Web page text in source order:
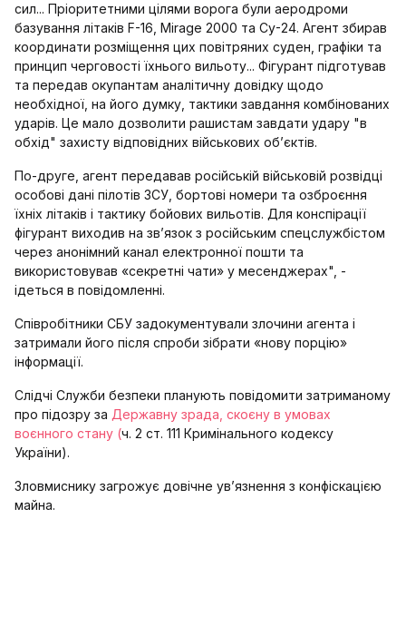
сил... Пріоритетними цілями ворога були аеродроми
базування літаків F-16, Mirage 2000 та Су-24. Агент збирав
координати розміщення цих повітряних суден, графіки та
принцип черговості їхнього вильоту... Фігурант підготував
та передав окупантам аналітичну довідку щодо
необхідної, на його думку, тактики завдання комбінованих
ударів. Це мало дозволити рашистам завдати удару "в
обхід" захисту відповідних військових об’єктів.
По-друге, агент передавав російській військовій розвідці
особові дані пілотів ЗСУ, бортові номери та озброєння
їхніх літаків і тактику бойових вильотів. Для конспірації
фігурант виходив на зв’язок з російським спецслужбістом
через анонімний канал електронної пошти та
використовував «секретні чати» у месенджерах", -
ідеться в повідомленні.
Співробітники СБУ задокументували злочини агента і
затримали його після спроби зібрати «нову порцію»
інформації.
Слідчі Служби безпеки планують повідомити затриманому
про підозру за Державну зрада, скоєну в умовах
воєнного стану (ч. 2 ст. 111 Кримінального кодексу
України).
Зловмиснику загрожує довічне ув’язнення з конфіскацією
майна.